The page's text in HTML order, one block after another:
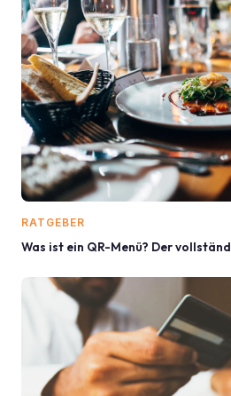
RATGEBER
Was ist ein QR-Menü? Der